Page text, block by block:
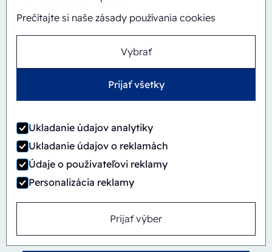
Prečítajte si naše zásady používania cookies
Vybrať
Prijať všetky
Ukladanie údajov analytiky
Ukladanie údajov o reklamách
Údaje o používateľovi reklamy
Personalizácia reklamy
Prijať výber